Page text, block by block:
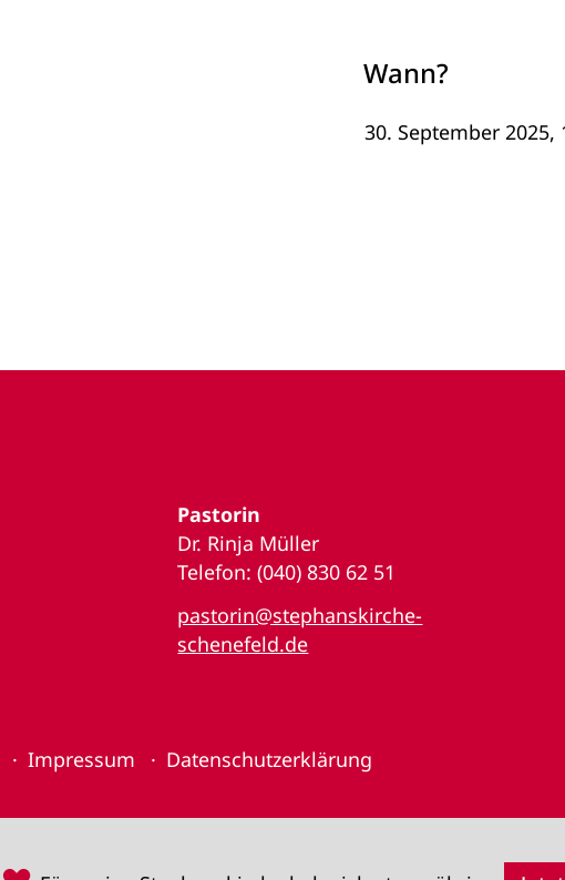
Wann?
30. September 2025,
Pastorin
Dr. Rinja Müller
Telefon: (040) 830 62 51
pastorin@stephanskirche-
schenefeld.de
Impressum Datenschutzerklärung